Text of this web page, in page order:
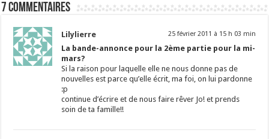
7 commentaires
Lilylierre 25 février 2011 à 15 h 03 min
La bande-annonce pour la 2ème partie pour la mi-
mars?
Si la raison pour laquelle elle ne nous donne pas de
nouvelles est parce qu’elle écrit, ma foi, on lui pardonne
:p
continue d’écrire et de nous faire rêver Jo! et prends
soin de ta famille!!